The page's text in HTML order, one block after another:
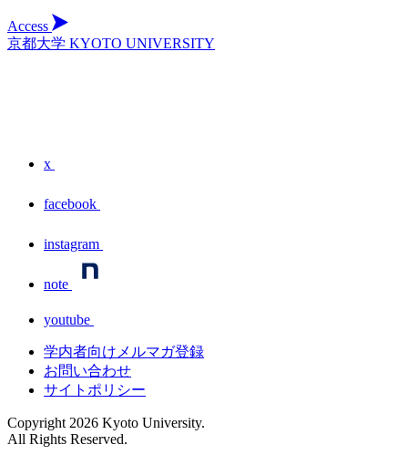
Access
京都大学 KYOTO UNIVERSITY
x
facebook
instagram
note
youtube
学内者向けメルマガ登録
お問い合わせ
サイトポリシー
Copyright 2026 Kyoto University.
All Rights Reserved.